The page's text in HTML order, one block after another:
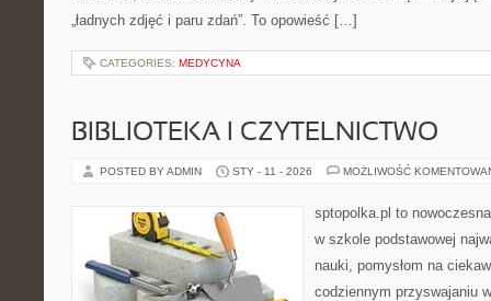
„ładnych zdjęć i paru zdań”. To opowieść […]
CATEGORIES: MEDYCYNA
BIBLIOTEKA I CZYTELNICTWO
POSTED BY ADMIN STY - 11 - 2026 MOŻLIWOŚĆ
sptopolka.pl to
w szkole podstawowej
nauki, pomysłom na
codziennym przyswajaniu